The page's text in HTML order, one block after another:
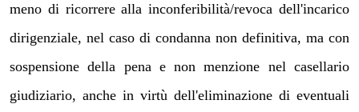
meno di ricorrere alla inconferibilità/revoca dell'incarico
dirigenziale, nel caso di condanna non definitiva, ma con
sospensione della pena e non menzione nel casellario
giudiziario, anche in virtù dell'eliminazione di eventuali